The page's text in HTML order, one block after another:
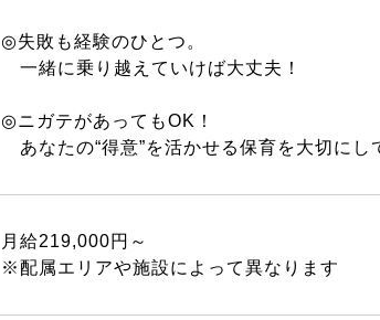
◎失敗も経験のひとつ。
一緒に乗り越えていけば大丈夫！
◎ニガテがあってもOK！
あなたの“得意”を活かせる保育を大切にし
月給219,000円～
※配属エリアや施設によって異なります